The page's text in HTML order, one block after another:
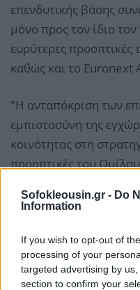
Sofokleousin.gr - Do
Information
If you wish to opt-out of
processing of your
targeted advertising by
section to confirm your
επενδυτικής βάσης
μόνο προς τον ίδιο
ευρύτερες προοπτικές
καθώς και το Euronext
"Η ανταπόκριση των
εμπιστοσύνη της
κοινότητας στη
προοπτικές του Ομίλου
ακόμα πιο επιθετικά
διεθνή του παρουσία
αναφέρουν.